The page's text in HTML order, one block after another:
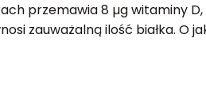
przemawia 8 µg witaminy
zauważalną ilość białka.